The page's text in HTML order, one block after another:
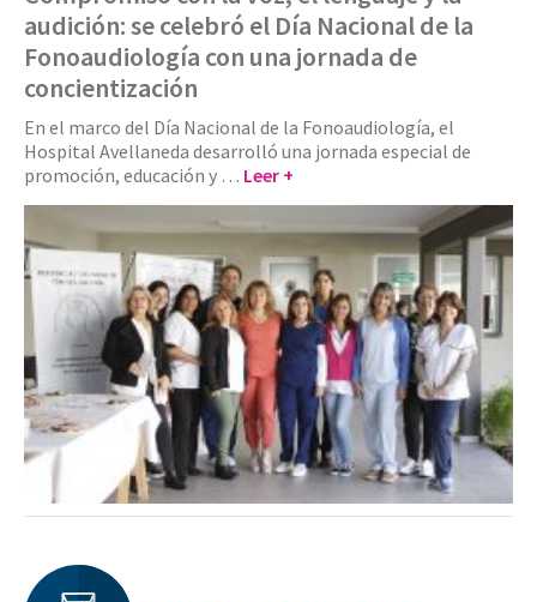
audición: se celebró el Día Nacional de la
Fonoaudiología con una jornada de
concientización
En el marco del Día Nacional de la Fonoaudiología, el
Hospital Avellaneda desarrolló una jornada especial de
promoción, educación y … Leer +